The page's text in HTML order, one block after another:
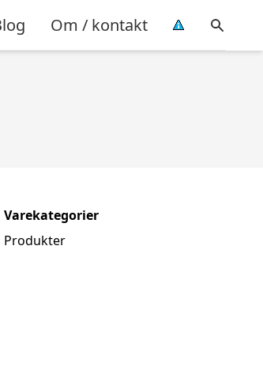
Om / kontakt
Varekategorier
Produkter